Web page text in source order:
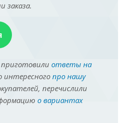
заказа.
ответы на
интересного про нашу
перечислили
о вариантах